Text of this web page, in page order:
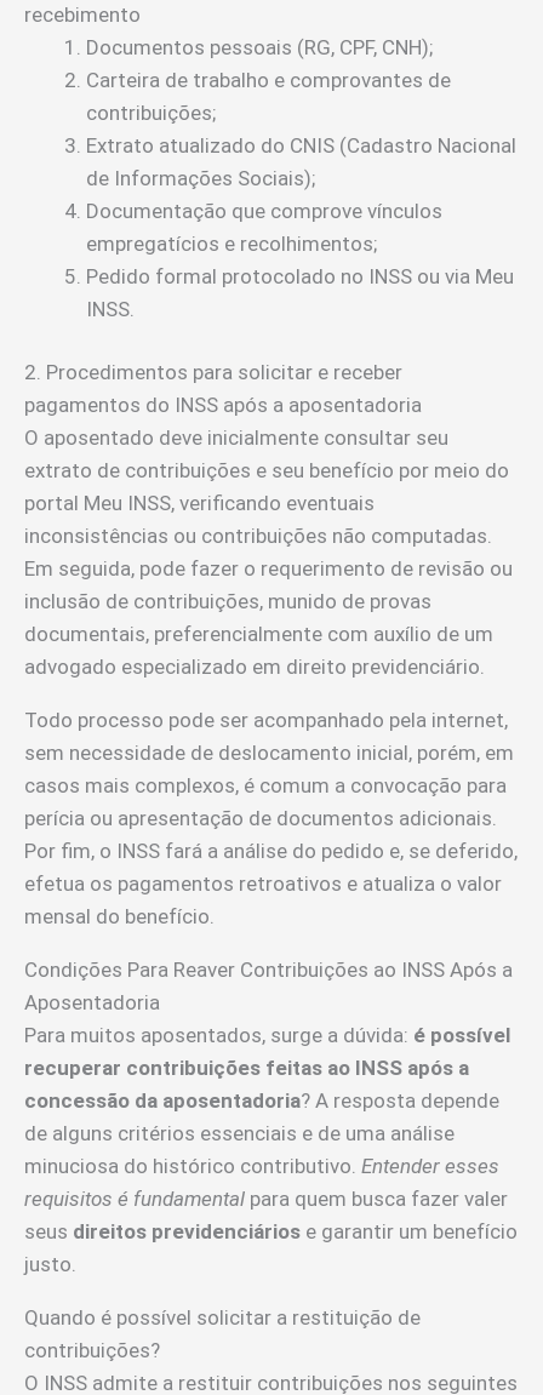
recebimento
Documentos pessoais (RG, CPF, CNH);
Carteira de trabalho e comprovantes de
contribuições;
Extrato atualizado do CNIS (Cadastro Nacional
de Informações Sociais);
Documentação que comprove vínculos
empregatícios e recolhimentos;
Pedido formal protocolado no INSS ou via Meu
INSS.
2. Procedimentos para solicitar e receber
pagamentos do INSS após a aposentadoria
O aposentado deve inicialmente consultar seu
extrato de contribuições e seu benefício por meio do
portal Meu INSS, verificando eventuais
inconsistências ou contribuições não computadas.
Em seguida, pode fazer o requerimento de revisão ou
inclusão de contribuições, munido de provas
documentais, preferencialmente com auxílio de um
advogado especializado em direito previdenciário.
Todo processo pode ser acompanhado pela internet,
sem necessidade de deslocamento inicial, porém, em
casos mais complexos, é comum a convocação para
perícia ou apresentação de documentos adicionais.
Por fim, o INSS fará a análise do pedido e, se deferido,
efetua os pagamentos retroativos e atualiza o valor
mensal do benefício.
Condições Para Reaver Contribuições ao INSS Após a
Aposentadoria
Para muitos aposentados, surge a dúvida: é possível
recuperar contribuições feitas ao INSS após a
concessão da aposentadoria? A resposta depende
de alguns critérios essenciais e de uma análise
minuciosa do histórico contributivo. Entender esses
requisitos é fundamental para quem busca fazer valer
seus direitos previdenciários e garantir um benefício
justo.
Quando é possível solicitar a restituição de
contribuições?
O INSS admite a restituir contribuições nos seguintes